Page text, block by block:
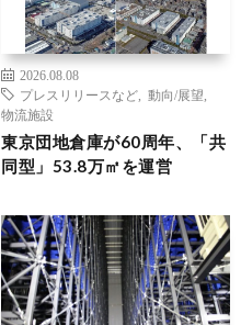
2026.08.08
プレスリリースなど
動向/展望
物流施設
東京団地倉庫が60周年、「共
同型」53.8万㎡を運営